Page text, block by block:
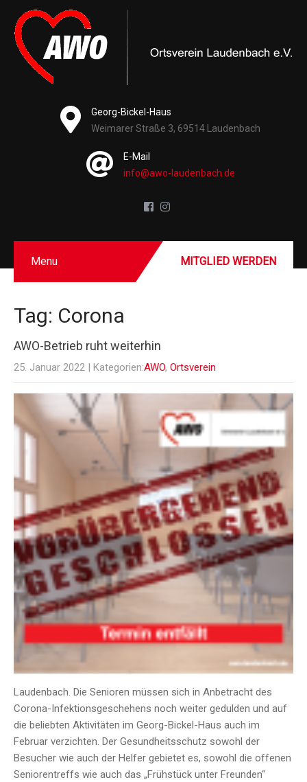
Georg-Bickel-Haus
Weimarer Straße 3, 69514 Laudenbach
E-Mail
info@awo-laudenbach.de
Menu MITGLIED WERDEN
Tag: Corona
AWO-Betrieb ruht weiterhin
25. Januar 2022 | Kategorien:AWO, Ortsverein
Laudenbach. Die Senioren müssen sich in Anbetracht des
Corona-Infektionsgeschehens noch weiter gedulden und auf
die beliebten Aktivitäten im Georg-Bickel-Haus auch im
Februar verzichten. Der Gesundheitsschutz sowohl der
Besucher wie auch der Helfer gebietet es, sowohl die offenen
Seniorentreffs wie auch das „Frühstück unter Freunden“